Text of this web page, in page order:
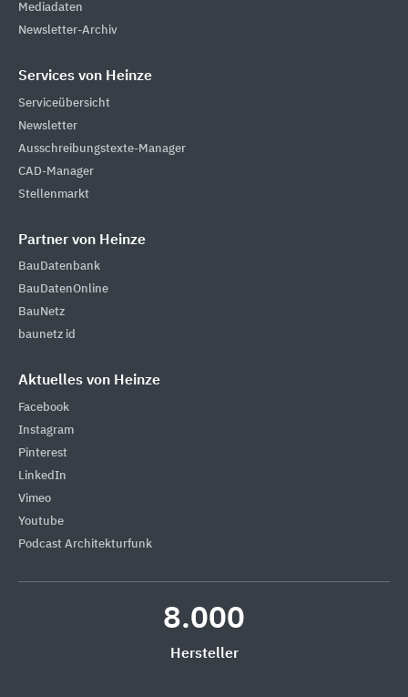
Mediadaten
Newsletter-Archiv
Services von Heinze
Serviceübersicht
Newsletter
Ausschreibungstexte-Manager
CAD-Manager
Stellenmarkt
Partner von Heinze
BauDatenbank
BauDatenOnline
BauNetz
baunetz id
Aktuelles von Heinze
Facebook
Instagram
Pinterest
LinkedIn
Vimeo
Youtube
Podcast Architekturfunk
8.000
Hersteller